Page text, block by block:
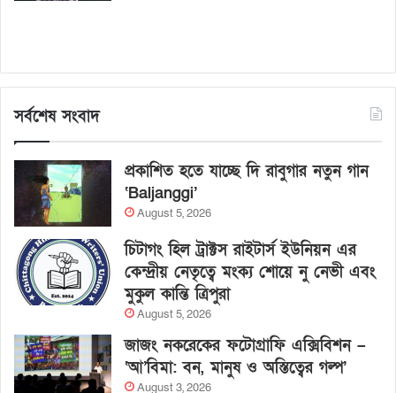
সর্বশেষ সংবাদ
প্রকাশিত হতে যাচ্ছে দি রাবুগার নতুন গান
‘Baljanggi’
August 5, 2026
চিটাগং হিল ট্রাক্টস রাইটার্স ইউনিয়ন এর
কেন্দ্রীয় নেতৃত্বে মংক্য শোয়ে নু নেভী এবং
মুকুল কান্তি ত্রিপুরা
August 5, 2026
জাজং নকরেকের ফটোগ্রাফি এক্সিবিশন –
‘আ’বিমা: বন, মানুষ ও অস্তিত্বের গল্প’
August 3, 2026